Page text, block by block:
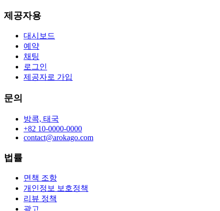
제공자용
대시보드
예약
채팅
로그인
제공자로 가입
문의
방콕, 태국
+82 10-0000-0000
contact@arokago.com
법률
면책 조항
개인정보 보호정책
리뷰 정책
광고